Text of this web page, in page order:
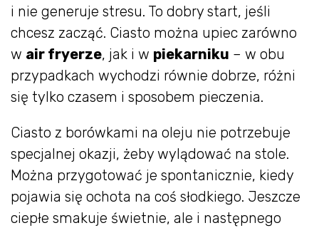
i nie generuje stresu. To dobry start, jeśli
chcesz zacząć. Ciasto można upiec zarówno
w air fryerze, jak i w piekarniku – w obu
przypadkach wychodzi równie dobrze, różni
się tylko czasem i sposobem pieczenia.
Ciasto z borówkami na oleju nie potrzebuje
specjalnej okazji, żeby wylądować na stole.
Można przygotować je spontanicznie, kiedy
pojawia się ochota na coś słodkiego. Jeszcze
ciepłe smakuje świetnie, ale i następnego